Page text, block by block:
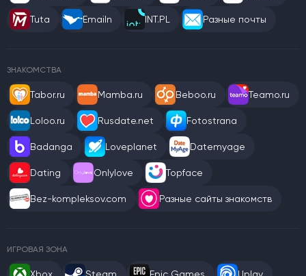
Tuta Emailn INT.PL Разные почты
ЗНАКОМСТВА
Tabor.ru Mamba.ru Beboo.ru Teamo.ru
Loloo.ru Rusdate.net Fotostrana
Badanga Loveplanet Datemyage
Dating Onlylove Topface
Bez-kompleksov.com Разные сайты знакомств
ИГРОВАЯ ЗОНА